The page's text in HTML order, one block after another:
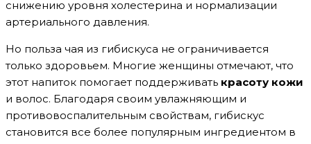
снижению уровня холестерина и нормализации
артериального давления.
Но польза чая из гибискуса не ограничивается
только здоровьем. Многие женщины отмечают, что
этот напиток помогает поддерживать красоту кожи
и волос. Благодаря своим увлажняющим и
противовоспалительным свойствам, гибискус
становится все более популярным ингредиентом в